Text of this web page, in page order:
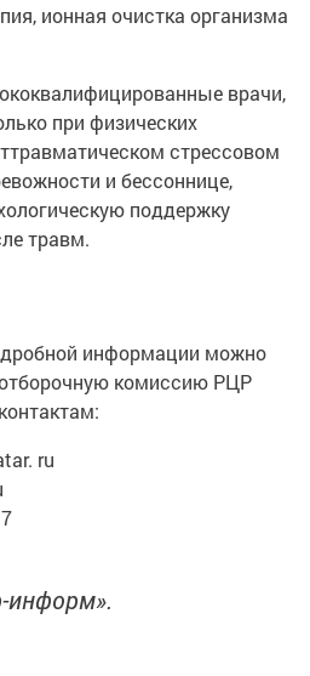
ионная очистка организма
врачи,
при физических
стрессовом
и бессоннице,
поддержку
травм.
информации можно
комиссию РЦР
ru
информ».